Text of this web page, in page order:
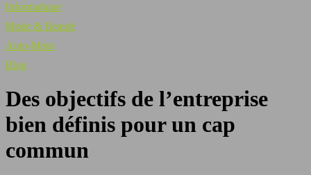
Informatique
Mode & Beauté
Auto-Moto
Blog
Des objectifs de l’entreprise
bien définis pour un cap
commun